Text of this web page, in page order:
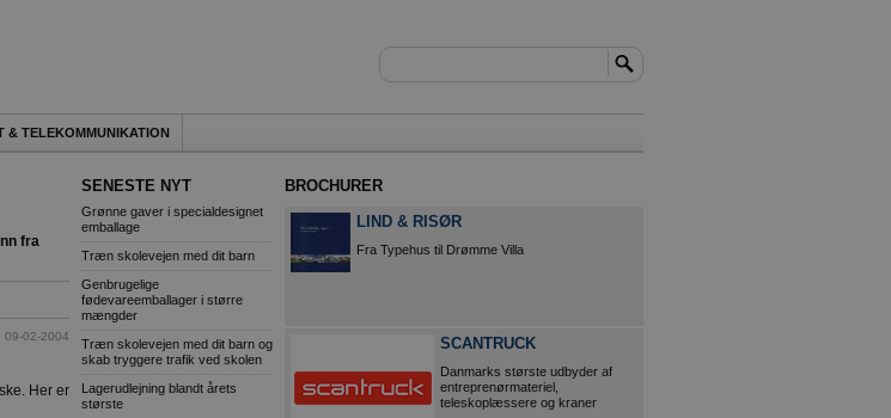
& TELEKOMMUNIKATION
fra
09-02-2004
Her er
SENESTE NYT
Grønne gaver i specialdesignet
emballage
Træn skolevejen med dit barn
Genbrugelige
fødevareemballager i større
mængder
Træn skolevejen med dit barn og
skab tryggere trafik ved skolen
Lagerudlejning blandt årets
største
BROCHURER
LIND & RISØR
Fra Typehus til Drømme Villa
SCANTRUCK
Danmarks største udbyder af
entreprenørmateriel,
teleskoplæssere og kraner